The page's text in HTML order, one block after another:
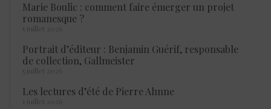
Marie Boulic : comment faire émerger un projet
romanesque ?
5 juillet 2026
Portrait d’éditeur : Benjamin Guérif, responsable
de collection, Gallmeister
5 juillet 2026
Les lectures d’été de Pierre Ahnne
1 juillet 2026